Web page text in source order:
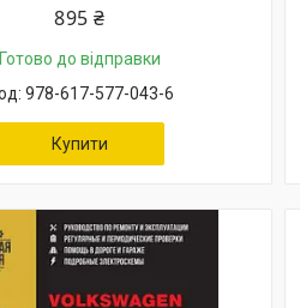
895 ₴
Готово до відправки
978-617-577-043-6
Купити